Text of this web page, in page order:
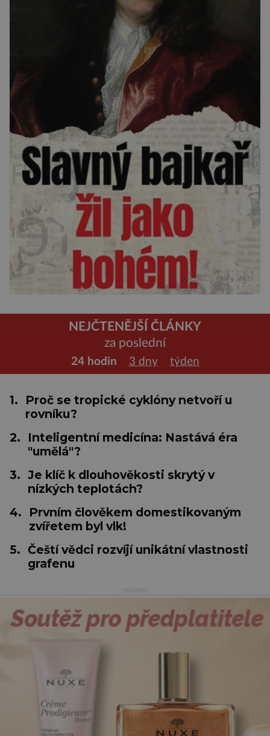
NEJČTENĚJŠÍ ČLÁNKY
za poslední
24 hodin 3 dny týden
1.
Proč se tropické cyklóny netvoří u
rovníku?
2.
Inteligentní medicína: Nastává éra
"umělá"?
3. Je klíč k dlouhověkosti skrytý v
nízkých teplotách?
4.
Prvním člověkem domestikovaným
zvířetem byl vlk!
5. Čeští vědci rozvíjí unikátní vlastnosti
grafenu